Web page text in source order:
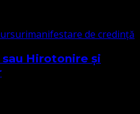
manifestare de credință
Hirotonire și